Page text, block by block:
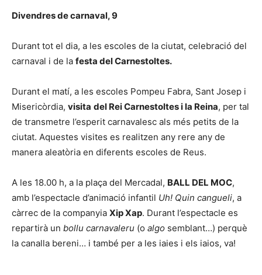
Divendres de carnaval, 9
Durant tot el dia, a les escoles de la ciutat, celebració del
carnaval i de la festa del Carnestoltes.
Durant el matí, a les escoles Pompeu Fabra, Sant Josep i
Misericòrdia, visita del Rei Carnestoltes i la Reina, per tal
de transmetre l’esperit carnavalesc als més petits de la
ciutat. Aquestes visites es realitzen any rere any de
manera aleatòria en diferents escoles de Reus.
A les 18.00 h, a la plaça del Mercadal, BALL DEL MOC,
amb l’espectacle d’animació infantil Uh! Quin cangueli, a
càrrec de la companyia Xip Xap. Durant l’espectacle es
repartirà un bollu carnavaleru (o algo semblant…) perquè
la canalla bereni… i també per a les iaies i els iaios, va!